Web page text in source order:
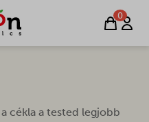
0
cékla a tested legjobb